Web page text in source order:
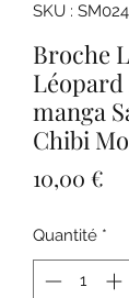
SKU : SM024
Broche
manga
Chibi
10,00 €
Quantité *